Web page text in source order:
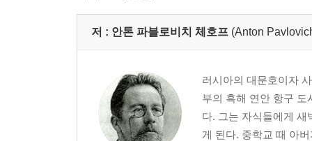
저 : 안톤 파블로비치 체호프 (Anton
러시아의 대문호이자
부의 흑해 연안 항구
다. 그는 자식들에게
게 된다. 중학교 때 아